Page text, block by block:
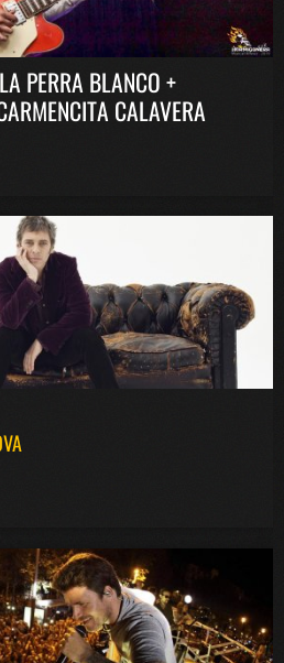
LA PERRA BLANCO +
CALAVERA